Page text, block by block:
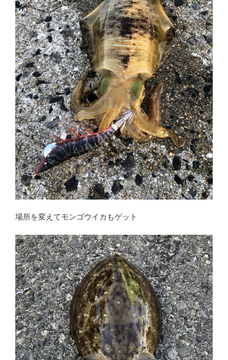
場所を変えてモンゴウイカもゲット